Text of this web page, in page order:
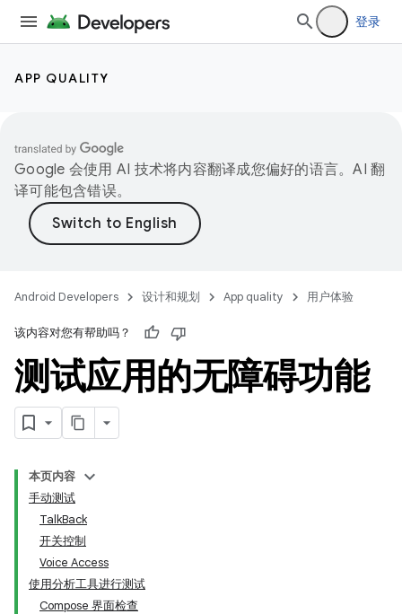
登录
APP QUALITY
Google 会使用 AI 技术将内容翻译成您偏好的语言。AI 翻
译可能包含错误。
Android Developers 设计和规划 App quality 用户体验
该内容对您有帮助吗？
测试应用的无障碍功能
本页内容
手动测试
TalkBack
开关控制
Voice Access
使用分析工具进行测试
Compose 界面检查